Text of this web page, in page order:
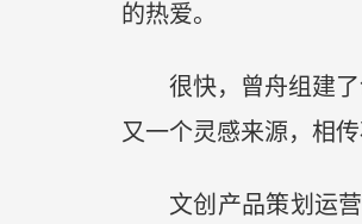
的热爱。
很快，曾舟组建
又一个灵感来源，相
文创产品策划运